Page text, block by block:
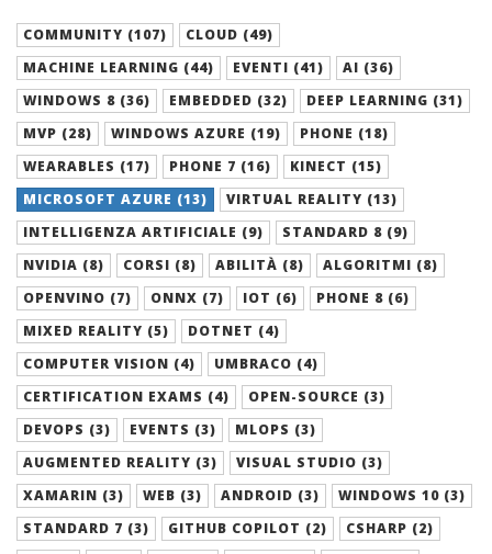
COMMUNITY (107)
CLOUD (49)
MACHINE LEARNING (44)
EVENTI (41)
AI (36)
WINDOWS 8 (36)
EMBEDDED (32)
DEEP LEARNING (31)
MVP (28)
WINDOWS AZURE (19)
PHONE (18)
WEARABLES (17)
PHONE 7 (16)
KINECT (15)
MICROSOFT AZURE (13)
VIRTUAL REALITY (13)
INTELLIGENZA ARTIFICIALE (9)
STANDARD 8 (9)
NVIDIA (8)
CORSI (8) ABILITÀ (8)
ALGORITMI (8)
OPENVINO (7)
ONNX (7) IOT (6)
PHONE 8 (6)
MIXED REALITY (5)
DOTNET (4)
COMPUTER VISION (4)
UMBRACO (4)
CERTIFICATION EXAMS (4)
OPEN-SOURCE (3)
DEVOPS (3)
EVENTS (3)
MLOPS (3)
AUGMENTED REALITY (3)
VISUAL STUDIO (3)
XAMARIN (3)
WEB (3) ANDROID (3)
WINDOWS 10 (3)
STANDARD 7 (3)
GITHUB COPILOT (2)
CSHARP (2)